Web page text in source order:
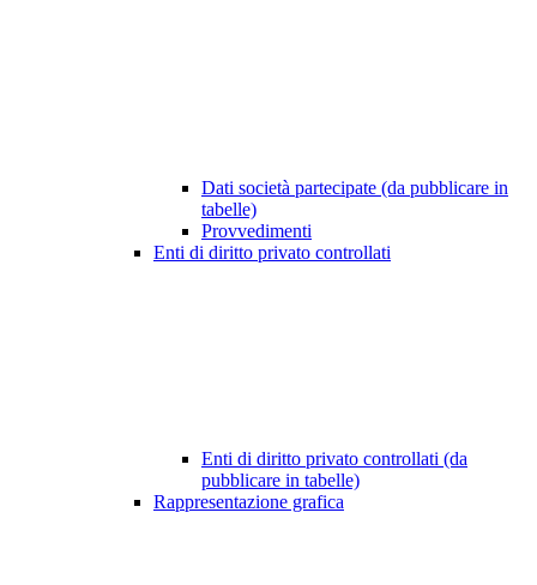
Dati società partecipate (da pubblicare in
tabelle)
Provvedimenti
Enti di diritto privato controllati
Enti di diritto privato controllati (da
pubblicare in tabelle)
Rappresentazione grafica